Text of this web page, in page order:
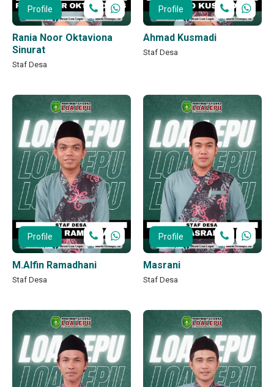
Profile
Rania Noor Oktaviona
Sinurat
Staf Desa
Profile
Ahmad Kusmadi
Staf Desa
Profile
M.Alfin Ramadhani
Staf Desa
Profile
Masrani
Staf Desa